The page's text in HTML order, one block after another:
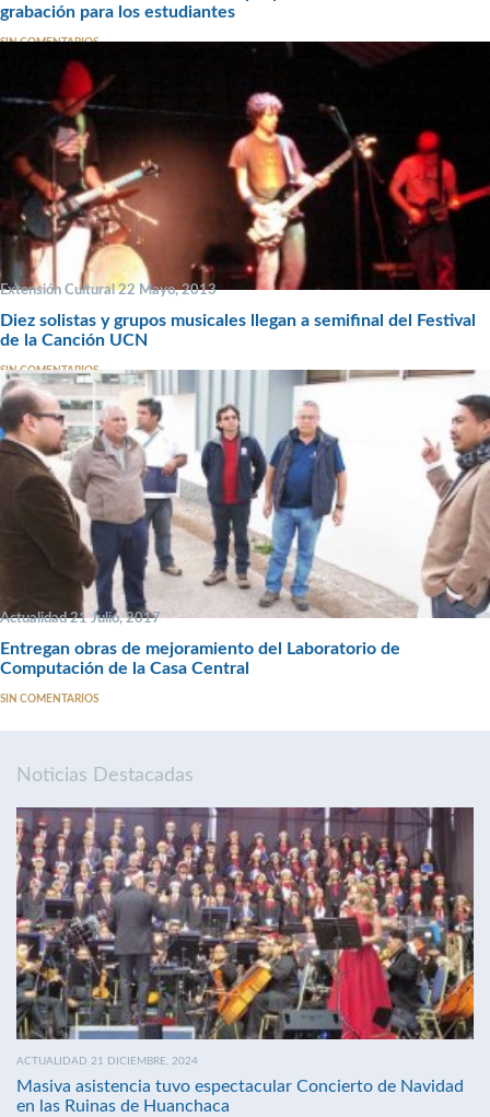
grabación para los estudiantes
SIN COMENTARIOS
Extensión Cultural 22 Mayo, 2013
Diez solistas y grupos musicales llegan a semifinal del Festival
de la Canción UCN
SIN COMENTARIOS
Actualidad 21 Julio, 2017
Entregan obras de mejoramiento del Laboratorio de
Computación de la Casa Central
SIN COMENTARIOS
Noticias Destacadas
ACTUALIDAD 21 DICIEMBRE, 2024
Masiva asistencia tuvo espectacular Concierto de Navidad
en las Ruinas de Huanchaca